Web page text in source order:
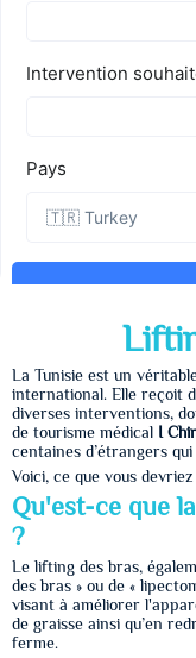
La Tunisie est un
international. Elle reçoit
diverses interventions,
de tourisme médical I
centaines d’étrangers qui
Voici, ce que vous
Qu'est-ce que
?
Le lifting des bras,
des bras » ou de «
visant à améliorer
de graisse ainsi qu’en
ferme.